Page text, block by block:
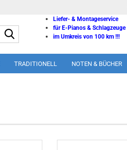
Liefer- & Montageservice
für E-Pianos & Schlagzeuge
im Umkreis von 100 km !!!
TRADITIONELL NOTEN & BÜCHER